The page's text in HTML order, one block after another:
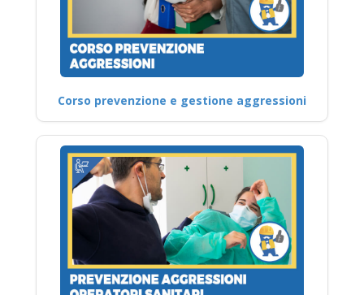
Corso prevenzione e gestione aggressioni